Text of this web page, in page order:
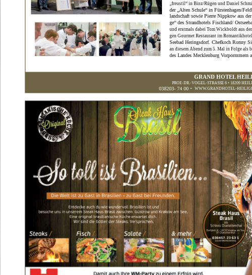
GRAND HOTEL
PROF.-DR.-VOGEL-STRASSE 6 • 18209
038203- 74 00 • WWW.GRANDHOTEL-
„freustil“ in Binz/Rügen und Daniel
der „Alten Schule“ in Fürstenhagen/
landschaft sowie Pierre Nippkow aus der
ge“ des Strandhotels Fischland/
und erstmals dabei Tom Wickboldt aus
gen Gourmet Restaurant im
Seebad Heringsdorf. Chefkoch Ronny
an diesem Abend zum 5. Mal in Folge als
des Landes Mecklenburg Vorpormmern